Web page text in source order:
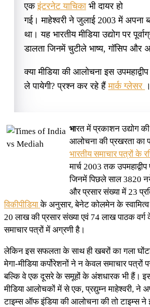
एकइंटरनेट याचिकाभी दायर हो
गई। माहेश्वरी ने जुलाई 2003 में अपना
था। यह भारतीय मीडिया उद्योग पर
डालता जिनमें चुटीले भाष्य, गॉसिप और
क्या मीडिया की आलोचना इस
ले पायेगी? प्रश्न कर रहे हैंमार्क ग्लेसर ।
भारत में प्रकाशन उद्योग की
आलोचना की प्रखरता का
भारतीय समाचार पत्रों के
मार्च 2003 तक
जिनमें पिछले साल 3820
और प्रसार संख्या में 23
विकीपीडियाके अनुसार, बेनेट कोलमेन के स्वामित्व
20 लाख की प्रसार संख्या एवं 74 लाख पाठक
समाचार पत्रों में अग्रणी है।
लेकिन इस सफलता के साथ ही खबरों का गला
मेगा-मीडिया कर्पोरेशनों ने न केवल समाचार पत्रों
बल्कि वे एक दूसरे के समूहों के अंशधारक भी हैं।
मीडिया आलोचकों में से एक, प्रद्युम्न माहेश्वरी, ने
टाइम्स ऑफ इंडिया की आलोचना की तो टाइम्स ने